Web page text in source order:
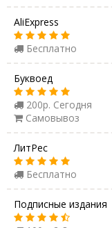
AliExpress
Бесплатно
Буквоед
200р. Сегодня
Самовывоз
ЛитРес
Бесплатно
Подписные издания